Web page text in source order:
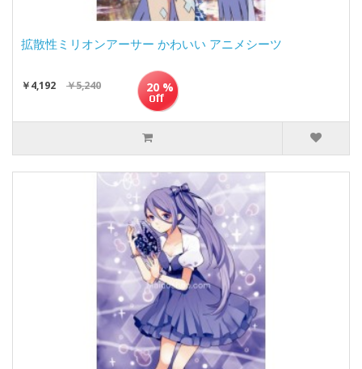
拡散性ミリオンアーサー かわいい アニメシーツ
￥4,192 ￥5,240 20 %